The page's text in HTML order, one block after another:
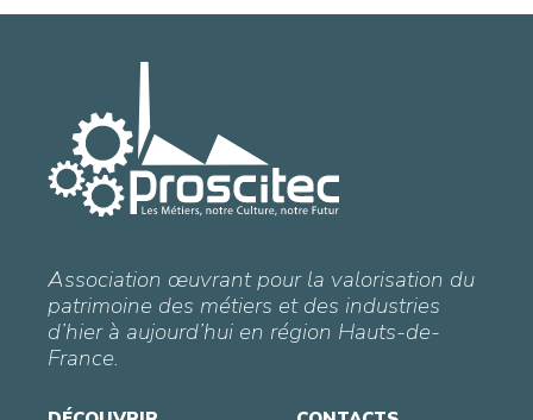
Association œuvrant pour la valorisation du
patrimoine des métiers et des industries
d’hier à aujourd’hui en région Hauts-de-
France.